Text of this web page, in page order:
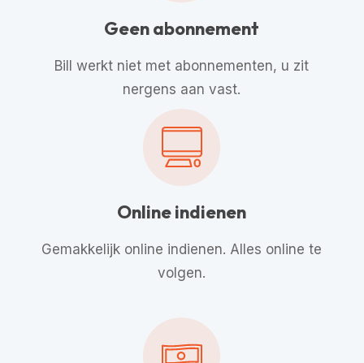
Geen abonnement
Bill werkt niet met abonnementen, u zit
nergens aan vast.
Online indienen
Gemakkelijk online indienen. Alles online te
volgen.